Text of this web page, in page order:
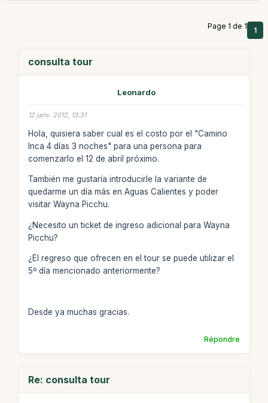
Page 1 de 1 1
consulta tour
Leonardo
12 janv. 2012, 13:31
Hola, quisiera saber cual es el costo por el "Camino
Inca 4 días 3 noches" para una persona para
comenzarlo el 12 de abril próximo.
También me gustaría introducirle la variante de
quedarme un día más en Aguas Calientes y poder
visitar Wayna Picchu.
¿Necesito un ticket de ingreso adicional para Wayna
Picchu?
¿El regreso que ofrecen en el tour se puede utilizar el
5º día mencionado anteriormente?
Desde ya muchas gracias.
Répondre
Re: consulta tour